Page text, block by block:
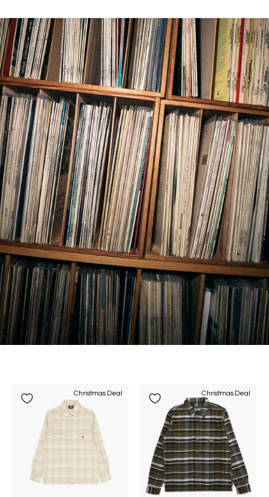
Christmas Deal Christmas Deal